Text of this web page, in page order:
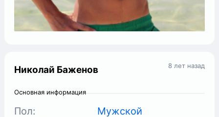
8 лет назад
Николай Баженов
Основная информация
Пол:
Мужской